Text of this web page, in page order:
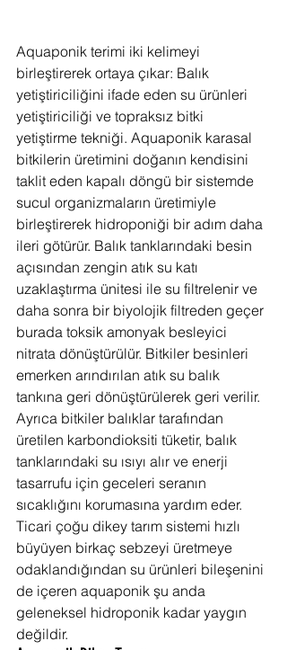
Aquaponik terimi iki kelimeyi
birleştirerek ortaya çıkar: Balık
yetiştiriciliğini ifade eden su ürünleri
yetiştiriciliği ve topraksız bitki
yetiştirme tekniği. Aquaponik karasal
bitkilerin üretimini doğanın kendisini
taklit eden kapalı döngü bir sistemde
sucul organizmaların üretimiyle
birleştirerek hidroponiği bir adım daha
ileri götürür. Balık tanklarındaki besin
açısından zengin atık su katı
uzaklaştırma ünitesi ile su filtrelenir ve
daha sonra bir biyolojik filtreden geçer
burada toksik amonyak besleyici
nitrata dönüştürülür. Bitkiler besinleri
emerken arındırılan atık su balık
tankına geri dönüştürülerek geri verilir.
Ayrıca bitkiler balıklar tarafından
üretilen karbondioksiti tüketir, balık
tanklarındaki su ısıyı alır ve enerji
tasarrufu için geceleri seranın
sıcaklığını korumasına yardım eder.
Ticari çoğu dikey tarım sistemi hızlı
büyüyen birkaç sebzeyi üretmeye
odaklandığından su ürünleri bileşenini
de içeren aquaponik şu anda
geleneksel hidroponik kadar yaygın
değildir.